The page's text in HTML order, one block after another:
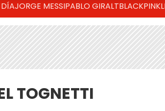
JORGE MESSIPABLO GIRALTBLACKPINK
TOGNETTI